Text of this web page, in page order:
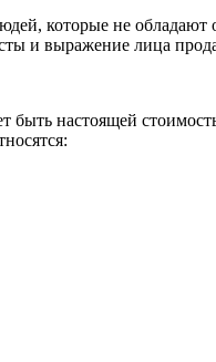
которые не обладают
и выражение лица
быть настоящей